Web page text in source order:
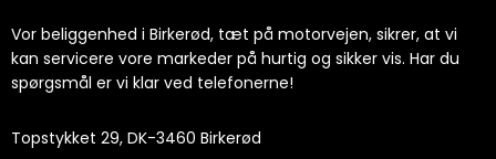
Vor beliggenhed i Birkerød, tæt på motorvejen, sikrer, at vi
kan servicere vore markeder på hurtig og sikker vis. Har du
spørgsmål er vi klar ved telefonerne!
Topstykket 29, DK-3460 Birkerød